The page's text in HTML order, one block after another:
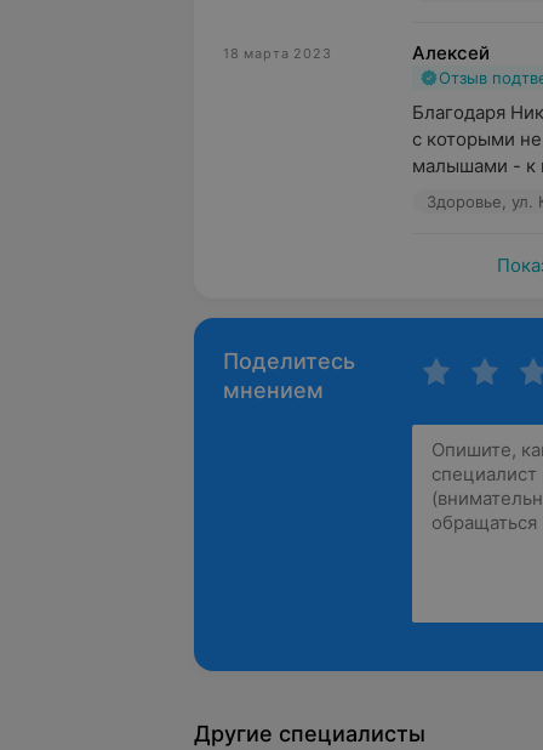
18 марта 2023 Алексей
Отзыв
Благодаря
с которыми
малышами - к
Здоровье, ул.
Поделитесь
мнением
Другие специалисты